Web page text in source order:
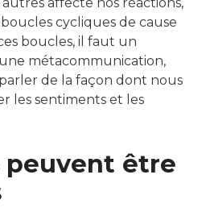
cycliques de cause
boucles, il faut un
métacommunication,
de la façon dont nous
les sentiments et les
peuvent être